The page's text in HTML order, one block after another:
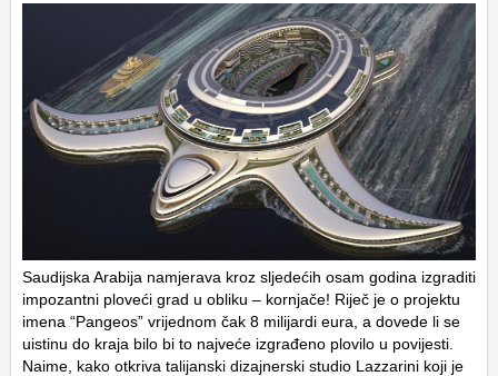
Saudijska Arabija namjerava kroz sljedećih osam godina izgraditi
impozantni ploveći grad u obliku – kornjače! Riječ je o projektu
imena “Pangeos” vrijednom čak 8 milijardi eura, a dovede li se
uistinu do kraja bilo bi to najveće izgrađeno plovilo u povijesti.
Naime, kako otkriva talijanski dizajnerski studio Lazzarini koji je